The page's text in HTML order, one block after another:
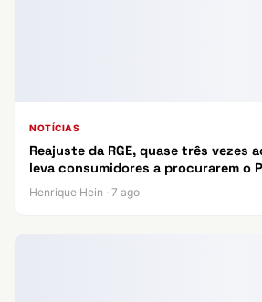
NOTÍCIAS
Reajuste da RGE, quase três vezes
leva consumidores a procurarem o
Henrique Hein · 7 ago